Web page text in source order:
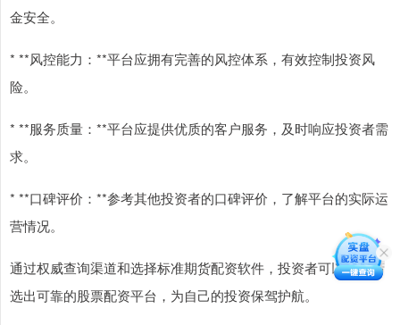
金安全。
* **风控能力：**平台应拥有完善的风控体系，有效控制投资风
险。
* **服务质量：**平台应提供优质的客户服务，及时响应投资者需
求。
* **口碑评价：**参考其他投资者的口碑评价，了解平台的实际运
营情况。
通过权威查询渠道和选择标准期货配资软件，投资者可以轻松筛
选出可靠的股票配资平台，为自己的投资保驾护航。